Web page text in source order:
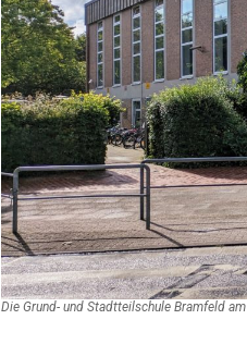
Die Grund- und Stadtteilschule Bramfeld